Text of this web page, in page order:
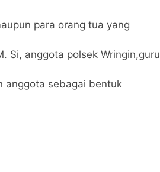
para orang tua yang
Si, anggota polsek Wringin,guru
anggota sebagai bentuk